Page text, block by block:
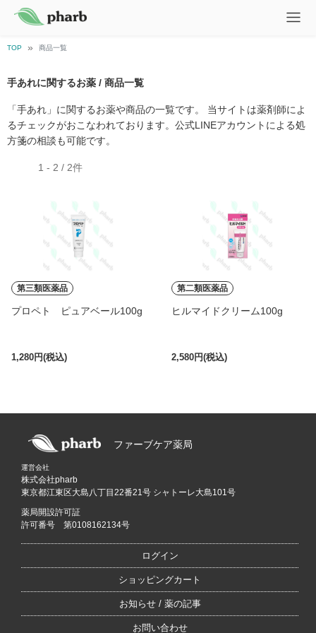
TOP 商品一覧
手あれに関するお薬 / 商品一覧
1 - 2 / 2件
「手あれ」に関するお薬や商品の一覧です。 当サイトは薬剤師によ
るチェックがおこなわれております。公式LINEアカウントによる処
方箋の相談も可能です。
第三類医薬品
プロペト ピュアベール100g
1,280円(税込)
第二類医薬品
ヒルマイドクリーム100g
2,580円(税込)
ファーブケア薬局
運営会社
株式会社pharb
東京都江東区大島八丁目22番21号 シャトーレ大島101号
薬局開設許可証
許可番号 第0108162134号
ログイン
ショッピングカート
お知らせ / 薬の記事
お問い合わせ